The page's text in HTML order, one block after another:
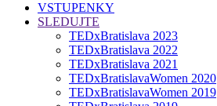
VSTUPENKY
SLEDUJTE
TEDxBratislava 2023
TEDxBratislava 2022
TEDxBratislava 2021
TEDxBratislavaWomen 2020
TEDxBratislavaWomen 2019